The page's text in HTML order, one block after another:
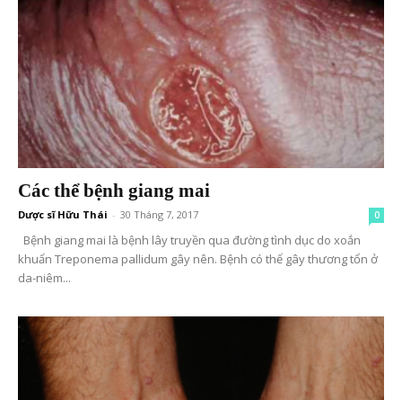
Các thể bệnh giang mai
Dược sĩ Hữu Thái - 30 Tháng 7, 2017 0
Bệnh giang mai là bệnh lây truyền qua đường tình dục do xoắn
khuẩn Treponema pallidum gây nên. Bệnh có thể gây thương tổn ở
da-niêm...